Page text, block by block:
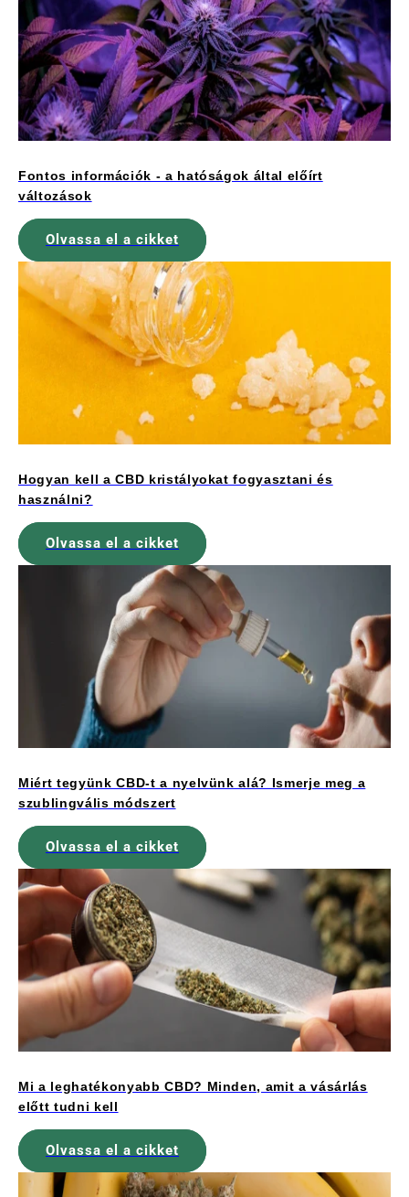
Fontos információk - a hatóságok által előírt
változások
Olvassa el a cikket
Hogyan kell a CBD kristályokat fogyasztani és
használni?
Olvassa el a cikket
Miért tegyünk CBD-t a nyelvünk alá? Ismerje meg a
szublingvális módszert
Olvassa el a cikket
Mi a leghatékonyabb CBD? Minden, amit a vásárlás
előtt tudni kell
Olvassa el a cikket